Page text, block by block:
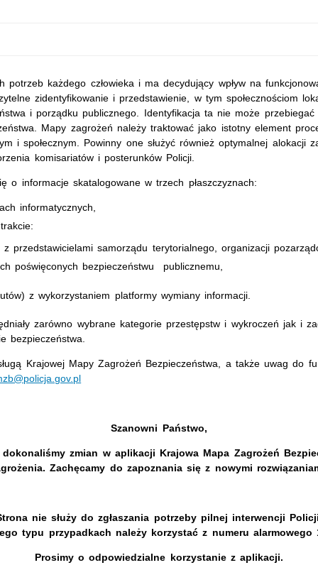
każdego człowieka i ma decydujący wpływ na
zidentyfikowanie i przedstawienie, w tym społecznościom
i porządku publicznego. Identyfikacja ta nie może
Mapy zagrożeń należy traktować jako istotny element
i społecznym. Powinny one służyć również optymalnej alokacji
komisariatów i posterunków Policji.
o informacje skatalogowane w trzech płaszczyznach:
informatycznych,
przedstawicielami samorządu terytorialnego, organizacji
poświęconych bezpieczeństwu publicznemu,
z wykorzystaniem platformy wymiany informacji.
zarówno wybrane kategorie przestępstw i wykroczeń jak i
bezpieczeństwa.
Krajowej Mapy Zagrożeń Bezpieczeństwa, a także uwag do
Szanowni Państwo,
zmian w aplikacji Krajowa Mapa Zagrożeń
Zachęcamy do zapoznania się z nowymi
nie służy do zgłaszania potrzeby pilnej interwencji
typu przypadkach należy korzystać z numeru alarmowego
Prosimy o odpowiedzialne korzystanie z aplikacji.